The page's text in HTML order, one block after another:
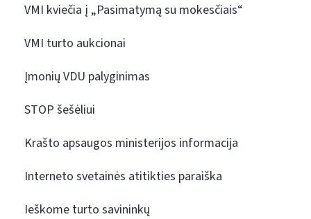
VMI kviečia į „Pasimatymą su mokesčiais“
VMI turto aukcionai
Įmonių VDU palyginimas
STOP šešėliui
Krašto apsaugos ministerijos informacija
Interneto svetainės atitikties paraiška
Ieškome turto savininkų